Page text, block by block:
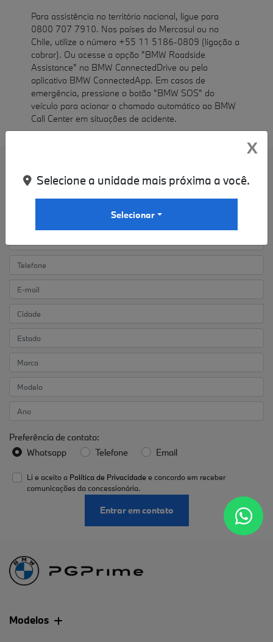
Para assistência no território nacional, ligue para
0800 707 7910. Nos países do Mercosul ou no
Chile, utilize o número +55 11 5186-0809 (ligação a
cobrar). Ou acesse a opção "BMW Roadside
Assistance" no BMW ConnectedDrive ou pelo
aplicativo BMW ConnectedApp. Em casos de
emergência, pressione o botão "BMW SOS" do
veículo para acionar o chamado automático ao BMW
Call Center em situações de acidente.
EQUIPE
Para solicitar mais informações, por favor, preencha o formulário
abaixo que entraremos em contato rapidamente
Preferência de contato:
Whatsapp
Telefone Email
Li e aceito a Política de Privacidade e concordo em receber
comunicações da concessionária.
Entrar em contato
Modelos
X
Selecione a unidade mais próxima a você.
Selecionar